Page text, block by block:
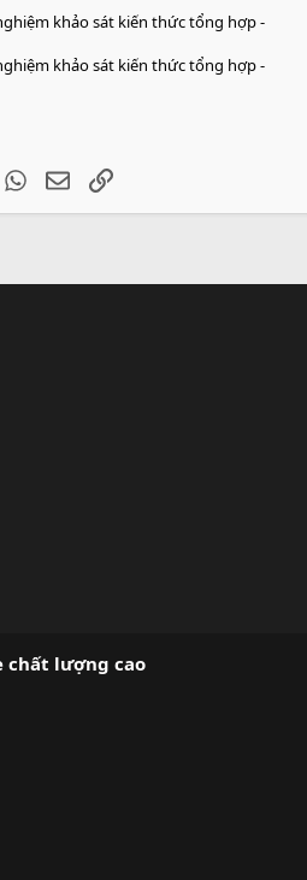
khảo sát kiến thức tổng hợp -
khảo sát kiến thức tổng hợp -
WhatsApp
EmailLink
chất lượng cao